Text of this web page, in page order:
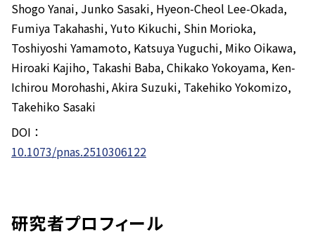
Shogo Yanai, Junko Sasaki, Hyeon-Cheol Lee-Okada,
Fumiya Takahashi, Yuto Kikuchi, Shin Morioka,
Toshiyoshi Yamamoto, Katsuya Yuguchi, Miko Oikawa,
Hiroaki Kajiho, Takashi Baba, Chikako Yokoyama, Ken-
Ichirou Morohashi, Akira Suzuki, Takehiko Yokomizo,
Takehiko Sasaki
DOI：
10.1073/pnas.2510306122
研究者プロフィール